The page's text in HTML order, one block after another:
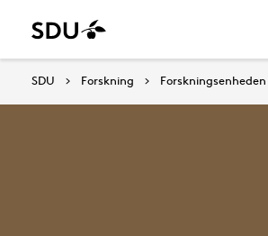
SDU Forskning